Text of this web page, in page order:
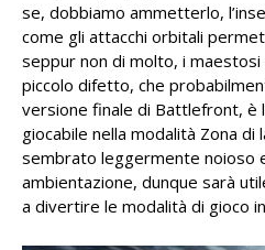
se, dobbiamo ammetterlo,
come gli attacchi orbitali
seppur non di molto, i maestosi
piccolo difetto, che
versione finale di Battlefront, è
giocabile nella modalità Zona di
sembrato leggermente noioso
ambientazione, dunque sarà
a divertire le modalità di gioco